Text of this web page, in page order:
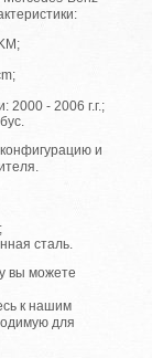
2000 - 2006 г.г.;
и
сталь.
вы можете
к нашим
для